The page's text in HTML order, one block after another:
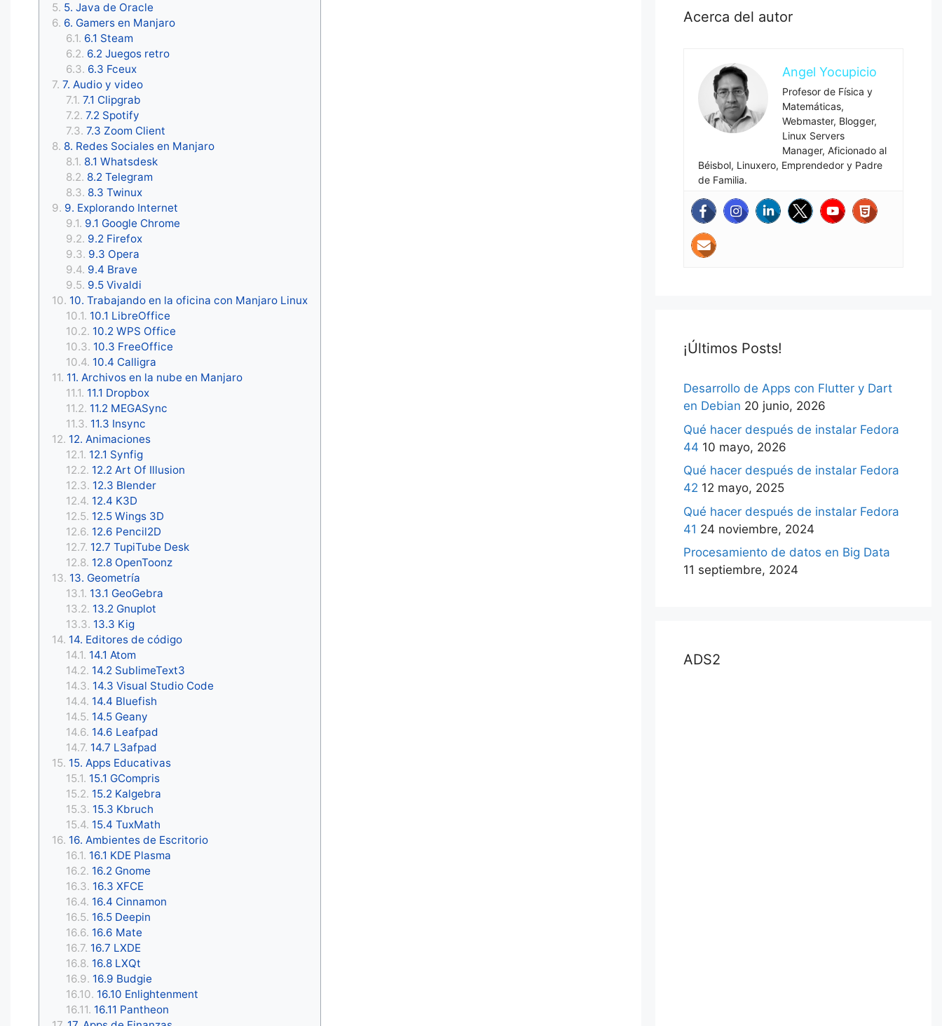
5. Java de Oracle
6. Gamers en Manjaro
6.1 Steam
6.2 Juegos retro
6.3 Fceux
7. Audio y video
7.1 Clipgrab
7.2 Spotify
7.3 Zoom Client
8. Redes Sociales en Manjaro
8.1 Whatsdesk
8.2 Telegram
8.3 Twinux
9. Explorando Internet
9.1 Google Chrome
9.2 Firefox
9.3 Opera
9.4 Brave
9.5 Vivaldi
10. Trabajando en la oficina con Manjaro Linux
10.1 LibreOffice
10.2 WPS Office
10.3 FreeOffice
10.4 Calligra
11. Archivos en la nube en Manjaro
11.1 Dropbox
11.2 MEGASync
11.3 Insync
12. Animaciones
12.1 Synfig
12.2 Art Of Illusion
12.3 Blender
12.4 K3D
12.5 Wings 3D
12.6 Pencil2D
12.7 TupiTube Desk
12.8 OpenToonz
13. Geometría
13.1 GeoGebra
13.2 Gnuplot
13.3 Kig
14. Editores de código
14.1 Atom
14.2 SublimeText3
14.3 Visual Studio Code
14.4 Bluefish
14.5 Geany
14.6 Leafpad
14.7 L3afpad
15. Apps Educativas
15.1 GCompris
15.2 Kalgebra
15.3 Kbruch
15.4 TuxMath
16. Ambientes de Escritorio
16.1 KDE Plasma
16.2 Gnome
16.3 XFCE
16.4 Cinnamon
16.5 Deepin
16.6 Mate
16.7 LXDE
16.8 LXQt
16.9 Budgie
16.10 Enlightenment
16.11 Pantheon
Acerca del autor
Angel Yocupicio
Profesor de Física y
Matemáticas,
Webmaster, Blogger,
Linux Servers
Manager, Aficionado al
Béisbol, Linuxero, Emprendedor y Padre
de Familia.
¡Últimos Posts!
Desarrollo de Apps con Flutter y Dart
en Debian 20 junio, 2026
Qué hacer después de instalar Fedora
44 10 mayo, 2026
Qué hacer después de instalar Fedora
42 12 mayo, 2025
Qué hacer después de instalar Fedora
41 24 noviembre, 2024
Procesamiento de datos en Big Data
11 septiembre, 2024
ADS2